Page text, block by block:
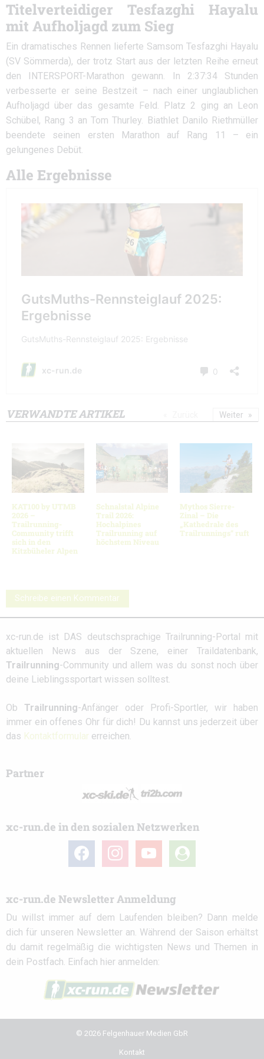
Titelverteidiger Tesfazghi Hayalu
mit Aufholjagd zum Sieg
Ein dramatisches Rennen lieferte Samsom Tesfazghi Hayalu
(SV Sömmerda), der trotz Start aus der letzten Reihe erneut
den INTERSPORT-Marathon gewann. In 2:37:34 Stunden
verbesserte er seine Bestzeit – nach einer unglaublichen
Aufholjagd über das gesamte Feld. Platz 2 ging an Leon
Schübel, Rang 3 an Tom Thurley. Biathlet Danilo Riethmüller
beendete seinen ersten Marathon auf Rang 11 – ein
gelungenes Debüt.
Alle Ergebnisse
VERWANDTE ARTIKEL
KAT100 by UTMB
2026 –
Trailrunning-
Community trifft
sich in den
Kitzbüheler Alpen
Schnalstal Alpine
Trail 2026:
Hochalpines
Trailrunning auf
höchstem Niveau
Mythos Sierre-
Zinal – Die
„Kathedrale des
Trailrunnings“ ruft
Weiter
Schreibe einen Kommentar
xc-run.de ist DAS deutschsprachige Trailrunning-Portal mit
aktuellen News aus der Szene, einer Traildatenbank,
Trailrunning-Community und allem was du sonst noch über
deine Lieblingssportart wissen solltest.
Ob Trailrunning-Anfänger oder Profi-Sportler, wir haben
immer ein offenes Ohr für dich! Du kannst uns jederzeit über
das Kontaktformular erreichen.
Partner
xc-run.de in den sozialen Netzwerken
facebook instagramyoutube
user-
circle
xc-run.de Newsletter Anmeldung
Du willst immer auf dem Laufenden bleiben? Dann melde
dich für unseren Newsletter an. Während der Saison erhältst
du damit regelmäßig die wichtigsten News und Themen in
dein Postfach. Einfach hier anmelden:
© 2026 Felgenhauer Medien GbR
Kontakt